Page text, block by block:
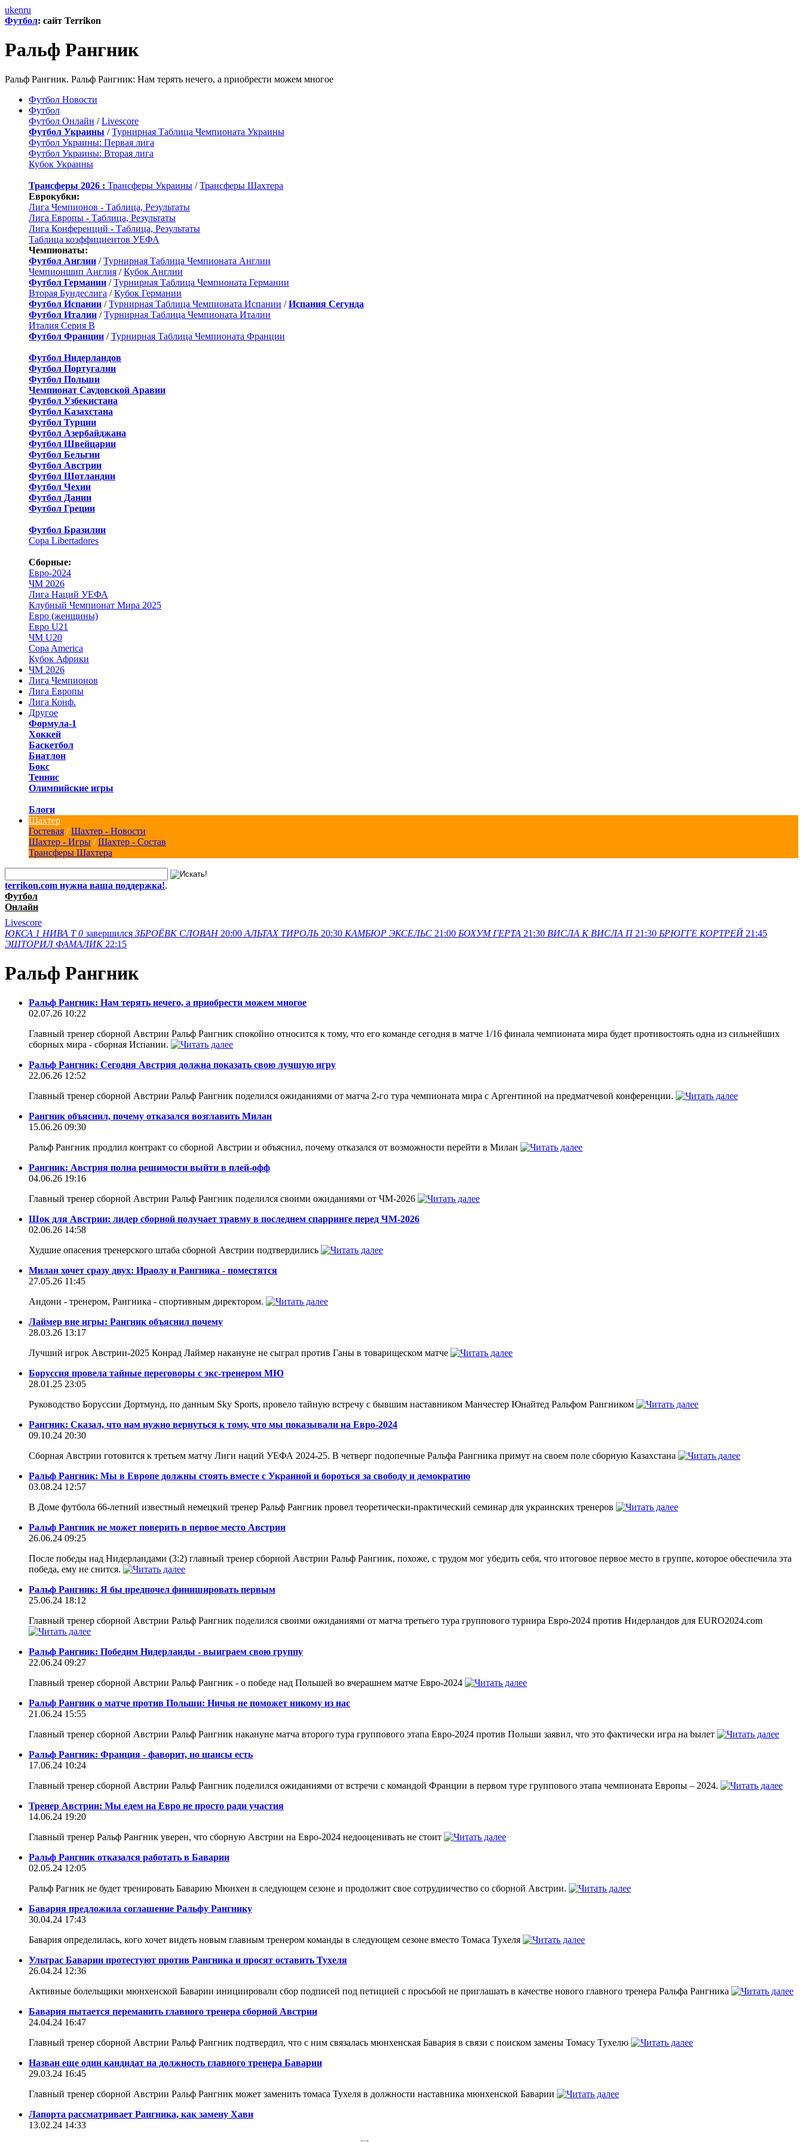
ukenru
Футбол: сайт Terrikon
Ральф Рангник
Ральф Рангник. Ральф Рангник: Нам терять нечего, а приобрести можем многое
Футбол Новости
Футбол
Футбол Онлайн /Livescore
Футбол Украины /Турнирная Таблица Чемпионата Украины
Футбол Украины: Первая лига
Футбол Украины: Вторая лига
Кубок Украины
Трансферы 2026 : Трансферы Украины /Трансферы Шахтера
Еврокубки:
Лига Чемпионов - Таблица, Результаты
Лига Европы - Таблица, Результаты
Лига Конференций - Таблица, Результаты
Таблица коэффициентов УЕФА
Чемпионаты:
Футбол Англии /Турнирная Таблица Чемпионата Англии
Чемпионшип Англия /Кубок Англии
Футбол Германии /Турнирная Таблица Чемпионата Германии
Вторая Бундеслига /Кубок Германии
Футбол Испании /Турнирная Таблица Чемпионата Испании /Испания Сегунда
Футбол Италии /Турнирная Таблица Чемпионата Италии
Италия Серия B
Футбол Франции /Турнирная Таблица Чемпионата Франции
Футбол Нидерландов
Футбол Португалии
Футбол Польши
Чемпионат Саудовской Аравии
Футбол Узбекистана
Футбол Казахстана
Футбол Турции
Футбол Азербайджана
Футбол Швейцарии
Футбол Бельгии
Футбол Австрии
Футбол Шотландии
Футбол Чехии
Футбол Дании
Футбол Греции
Футбол Бразилии
Copa Libertadores
Сборные:
Евро-2024
ЧМ 2026
Лига Наций УЕФА
Клубный Чемпионат Мира 2025
Евро (женщины)
Евро U21
ЧМ U20
Copa America
Кубок Африки
ЧМ 2026
Лига Чемпионов
Лига Европы
Лига Конф.
Другое
Формула-1
Хоккей
Баскетбол
Биатлон
Бокс
Теннис
Олимпийские игры
Блоги
Шахтер
Гостевая /Шахтер - Новости
Шахтер - Игры /Шахтер - Состав
Трансферы Шахтера
terrikon.com нужна ваша поддержка!.
Футбол
Онлайн
Livescore
ЮКСА 1 НИВА Т 0 завершился ЗБРОЁВК СЛОВАН 20:00 АЛЬТАХ ТИРОЛЬ 20:30 КАМБЮР ЭКСЕЛЬС 21:00 БОХУМ ГЕРТА 21:30 ВИСЛА K ВИСЛА П 21:30 БРЮГГЕ КОРТРЕЙ 21:45
ЭШТОРИЛ ФАМАЛИК 22:15
Ральф Рангник
Ральф Рангник: Нам терять нечего, а приобрести можем многое
02.07.26 10:22
Главный тренер сборной Австрии Ральф Рангник спокойно относится к тому, что его команде сегодня в матче 1/16 финала чемпионата мира будет противостоять одна из сильнейших
сборных мира - сборная Испании.
Ральф Рангник: Сегодня Австрия должна показать свою лучшую игру
22.06.26 12:52
Главный тренер сборной Австрии Ральф Рангник поделился ожиданиями от матча 2-го тура чемпионата мира с Аргентиной на предматчевой конференции.
Рангник объяснил, почему отказался возглавить Милан
15.06.26 09:30
Ральф Рангник продлил контракт со сборной Австрии и объяснил, почему отказался от возможности перейти в Милан
Рангник: Австрия полна решимости выйти в плей-офф
04.06.26 19:16
Главный тренер сборной Австрии Ральф Рангник поделился своими ожиданиями от ЧМ-2026
Шок для Австрии: лидер сборной получает травму в последнем спарринге перед ЧМ-2026
02.06.26 14:58
Худшие опасения тренерского штаба сборной Австрии подтвердились
Милан хочет сразу двух: Ираолу и Рангника - поместятся
27.05.26 11:45
Андони - тренером, Рангника - спортивным директором.
Лаймер вне игры: Рангник объяснил почему
28.03.26 13:17
Лучший игрок Австрии-2025 Конрад Лаймер накануне не сыграл против Ганы в товарищеском матче
Боруссия провела тайные переговоры с экс-тренером МЮ
28.01.25 23:05
Руководство Боруссии Дортмунд, по данным Sky Sports, провело тайную встречу с бывшим наставником Манчестер Юнайтед Ральфом Рангником
Рангник: Сказал, что нам нужно вернуться к тому, что мы показывали на Евро-2024
09.10.24 20:30
Сборная Австрии готовится к третьем матчу Лиги наций УЕФА 2024-25. В четверг подопечные Ральфа Рангника примут на своем поле сборную Казахстана
Ральф Рангник: Мы в Европе должны стоять вместе с Украиной и бороться за свободу и демократию
03.08.24 12:57
В Доме футбола 66-летний известный немецкий тренер Ральф Рангник провел теоретически-практический семинар для украинских тренеров
Ральф Рангник не может поверить в первое место Австрии
26.06.24 09:25
После победы над Нидерландами (3:2) главный тренер сборной Австрии Ральф Рангник, похоже, с трудом мог убедить себя, что итоговое первое место в группе, которое обеспечила эта
победа, ему не снится.
Ральф Рангник: Я бы предпочел финишировать первым
25.06.24 18:12
Главный тренер сборной Австрии Ральф Рангник поделился своими ожиданиями от матча третьего тура группового турнира Евро-2024 против Нидерландов для EURO2024.com
Ральф Рангник: Победим Нидерланды - выиграем свою группу
22.06.24 09:27
Главный тренер сборной Австрии Ральф Рангник - о победе над Польшей во вчерашнем матче Евро-2024
Ральф Рангник о матче против Польши: Ничья не поможет никому из нас
21.06.24 15:55
Главный тренер сборной Австрии Ральф Рангник накануне матча второго тура группового этапа Евро-2024 против Польши заявил, что это фактически игра на bылeт
Ральф Рангник: Франция - фаворит, но шансы есть
17.06.24 10:24
Главный тренер сборной Австрии Ральф Рангник поделился ожиданиями от встречи с командой Франции в первом туре группового этапа чемпионата Европы – 2024.
Тренер Австрии: Мы едем на Евро не просто ради участия
14.06.24 19:20
Главный тренер Ральф Рангник уверен, что сборную Австрии на Евро-2024 недооценивать не стоит
Ральф Рангник отказался работать в Баварии
02.05.24 12:05
Ральф Рагник не будет тренировать Баварию Мюнхен в следующем сезоне и продолжит свое сотрудничество со сборной Австрии.
Бавария предложила соглашение Ральфу Рангнику
30.04.24 17:43
Бавария определилась, кого хочет видеть новым главным тренером команды в следующем сезоне вместо Томаса Тухеля
Ультрас Баварии протестуют против Рангника и просят оставить Тухеля
26.04.24 12:36
Активные болельщики мюнхенской Баварии инициировали сбор подписей под петицией с просьбой не приглашать в качестве нового главного тренера Ральфа Рангника
Бавария пытается переманить главного тренера сборной Австрии
24.04.24 16:47
Главный тренер сборной Австрии Ральф Рангник подтвердил, что с ним связалась мюнхенская Бавария в связи с поиском замены Томасу Тухелю
Назван еще один кандидат на должность главного тренера Баварии
29.03.24 16:45
Главный тренер сборной Австрии Ральф Рангник может заменить томаса Тухеля в должности наставника мюнхенской Баварии
Лапорта рассматривает Рангника, как замену Хави
13.02.24 14:33